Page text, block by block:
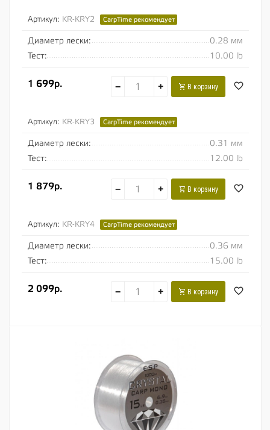
Артикул: KR-KRY2 CarpTime рекомендует
Диаметр лески:
0.28 мм
Тест:
10.00 lb
1 699р. − + В корзину
Артикул: KR-KRY3 CarpTime рекомендует
Диаметр лески:
0.31 мм
Тест:
12.00 lb
1 879р. − + В корзину
Артикул: KR-KRY4 CarpTime рекомендует
Диаметр лески:
0.36 мм
Тест:
15.00 lb
2 099р. − + В корзину